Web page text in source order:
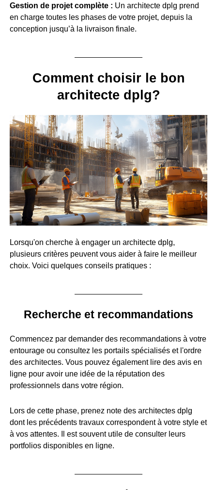
Gestion de projet complète : Un architecte dplg prend
en charge toutes les phases de votre projet, depuis la
conception jusqu’à la livraison finale.
Comment choisir le bon
architecte dplg?
Lorsqu'on cherche à engager un architecte dplg,
plusieurs critères peuvent vous aider à faire le meilleur
choix. Voici quelques conseils pratiques :
Recherche et recommandations
Commencez par demander des recommandations à votre
entourage ou consultez les portails spécialisés et l'ordre
des architectes. Vous pouvez également lire des avis en
ligne pour avoir une idée de la réputation des
professionnels dans votre région.
Lors de cette phase, prenez note des architectes dplg
dont les précédents travaux correspondent à votre style et
à vos attentes. Il est souvent utile de consulter leurs
portfolios disponibles en ligne.